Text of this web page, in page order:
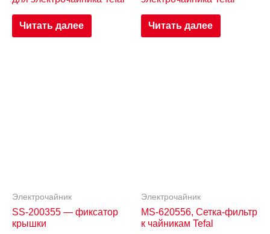
Читать далее Читать далее
Электрочайник
SS-200355 — фиксатор
крышки
Электрочайник
MS-620556, Сетка-фильтр
к чайникам Tefal